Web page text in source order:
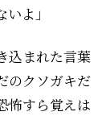
よ」
まれた言葉
のクソガキだ
怖すら覚えは